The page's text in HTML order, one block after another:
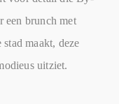
een brunch met
maakt, deze
uitziet.